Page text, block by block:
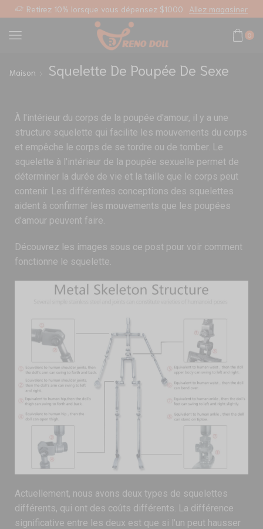
Retirez 10% lorsque vous dépensez $1000 Allez magasiner
0
Maison Squelette De Poupée De Sexe
À l'intérieur du corps de la poupée d'amour, il y a une
structure squelette qui facilite les mouvements du corps
et empêche le corps de se tordre ou de tomber. Le
squelette à l'intérieur de la poupée sexuelle permet de
déterminer la durée de vie et la taille que le corps peut
contenir. Les différentes conceptions des squelettes
aident à confirmer les mouvements que les poupées
d'amour peuvent faire.
Découvrez les images sous ce post pour voir comment
fonctionne le squelette.
Actuellement, nous avons deux types de squelettes
différents, qui ont des coûts différents. La différence
significative entre les deux est que si l'un peut hausser